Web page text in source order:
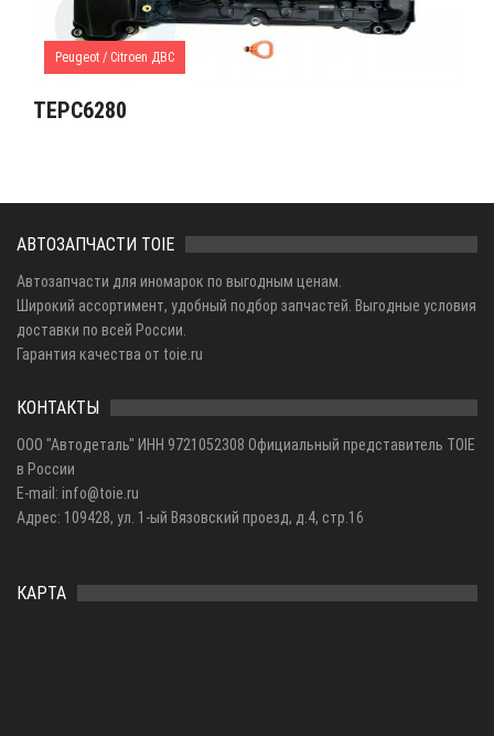
Peugeot / Citroen ДВС
TEPC6280
АВТОЗАПЧАСТИ TOIE
Автозапчасти для иномарок по выгодным ценам.
Широкий ассортимент, удобный подбор запчастей. Выгодные условия
доставки по всей России.
Гарантия качества от toie.ru
КОНТАКТЫ
ООО "Автодеталь" ИНН 9721052308 Официальный представитель TOIE
в России
E-mail: info@toie.ru
Адрес: 109428, ул. 1-ый Вязовский проезд, д.4, стр.16
КАРТА